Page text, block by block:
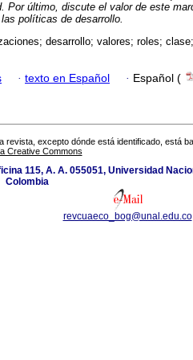
Por último, discute el valor de este
políticas de desarrollo.
desarrollo; valores; roles;
· texto en Español · Español (
revista, excepto dónde está identificado, está
Creative Commons
115, A. A. 055051, Universidad
Colombia
revcuaeco_bog@unal.edu.co